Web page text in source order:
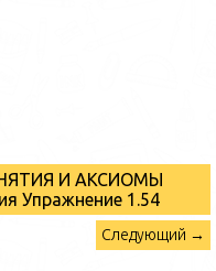
И АКСИОМЫ
Упражнение 1.54
Следующий →